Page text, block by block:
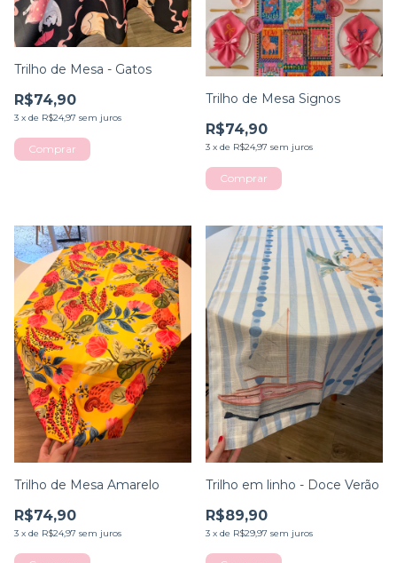
Trilho de Mesa - Gatos
R$74,90
3 x de R$24,97 sem juros
Trilho de Mesa Signos
R$74,90
3 x de R$24,97 sem juros
Trilho de Mesa Amarelo
R$74,90
3 x de R$24,97 sem juros
Trilho em linho - Doce Verão
R$89,90
3 x de R$29,97 sem juros